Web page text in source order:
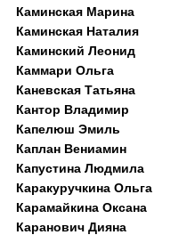
Каминская Марина
Каминская Наталия
Каминский Леонид
Каммари Ольга
Каневская Татьяна
Кантор Владимир
Капелюш Эмиль
Каплан Вениамин
Капустина Людмила
Каракуручкина Ольга
Карамайкина Оксана
Каранович Дияна